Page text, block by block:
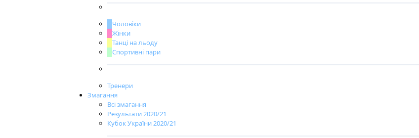
Чоловіки
Жінки
Танці на льоду
Спортивні пари
Тренери
Змагання
Всі змагання
Результати 2020/21
Кубок України 2020/21